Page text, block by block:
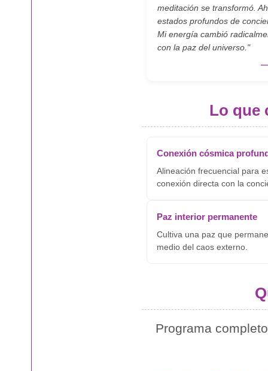
meditación se transformó.
estados profundos de
Mi energía cambió
con la paz del universo."
—
Lo que
Conexión cósmica
Alineación frecuencial para
conexión directa con la
Paz interior permanente
Cultiva una paz que
medio del caos externo.
Programa